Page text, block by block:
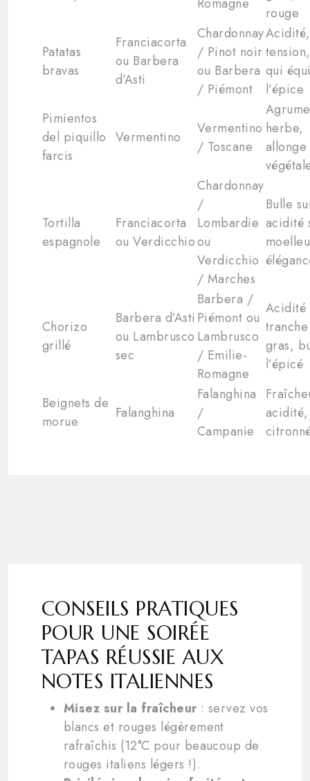
rouge
Patatas
bravas
Franciacorta
ou Barbera
d’Asti
Chardonnay
/ Pinot noir
ou Barbera
/ Piémont
Acidité,
qui
l’épice
Pimientos
del piquillo
farcis
Vermentino
Vermentino
/ Toscane
herbe,
allonge
Tortilla
espagnole
Franciacorta
ou Verdicchio
Chardonnay
/
Lombardie
ou
Verdicchio
/ Marches
Bulle
acidité
Chorizo
grillé
Barbera d’Asti
ou Lambrusco
sec
Barbera /
Piémont ou
Lambrusco
/ Emilie-
Romagne
Acidité
gras,
l’épicé
Beignets de
morue
Falanghina
Falanghina
/
Campanie
CONSEILS PRATIQUES
POUR UNE SOIRÉE
TAPAS RÉUSSIE AUX
NOTES ITALIENNES
Misez sur la fraîcheur : servez vos
blancs et rouges légèrement
rafraîchis (12°C pour beaucoup de
rouges italiens légers !).